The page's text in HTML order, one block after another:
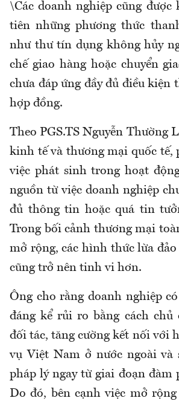
\Các doanh nghiệp cũng được
tiên những phương thức
như thư tín dụng không hủy
chế giao hàng hoặc chuyển
chưa đáp ứng đầy đủ điều kiện
hợp đồng.
Theo PGS.TS Nguyễn Thường
kinh tế và thương mại quốc tế,
việc phát sinh trong hoạt
nguồn từ việc doanh nghiệp
đủ thông tin hoặc quá tin
Trong bối cảnh thương mại
mở rộng, các hình thức lừa
cũng trở nên tinh vi hơn.
Ông cho rằng doanh nghiệp
đáng kể rủi ro bằng cách chủ
đối tác, tăng cường kết nối với
vụ Việt Nam ở nước ngoài và
pháp lý ngay từ giai đoạn đàm
Do đó, bên cạnh việc mở